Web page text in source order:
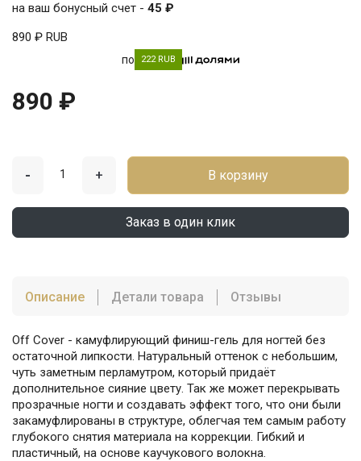
на ваш бонусный счет - 45 ₽
890 ₽ RUB
по 222 RUB
890 ₽
- + В корзину
Заказ в один клик
Описание Детали товара Отзывы
Off Cover - камуфлирующий финиш-гель для ногтей без
остаточной липкости. Натуральный оттенок с небольшим,
чуть заметным перламутром, который придаёт
дополнительное сияние цвету. Так же может перекрывать
прозрачные ногти и создавать эффект того, что они были
закамуфлированы в структуре, облегчая тем самым работу
глубокого снятия материала на коррекции. Гибкий и
пластичный, на основе каучукового волокна.